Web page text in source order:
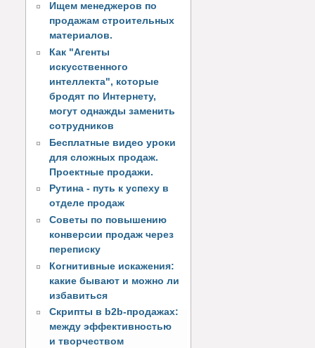
Ищем менеджеров по
продажам строительных
материалов.
Как "Агенты
искусственного
интеллекта", которые
бродят по Интернету,
могут однажды заменить
сотрудников
Бесплатные видео уроки
для сложных продаж.
Проектные продажи.
Рутина - путь к успеху в
отделе продаж
Советы по повышению
конверсии продаж через
переписку
Когнитивные искажения:
какие бывают и можно ли
избавиться
Скрипты в b2b-продажах:
между эффективностью
и творчеством